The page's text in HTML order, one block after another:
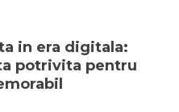
in era digitala:
potrivita pentru